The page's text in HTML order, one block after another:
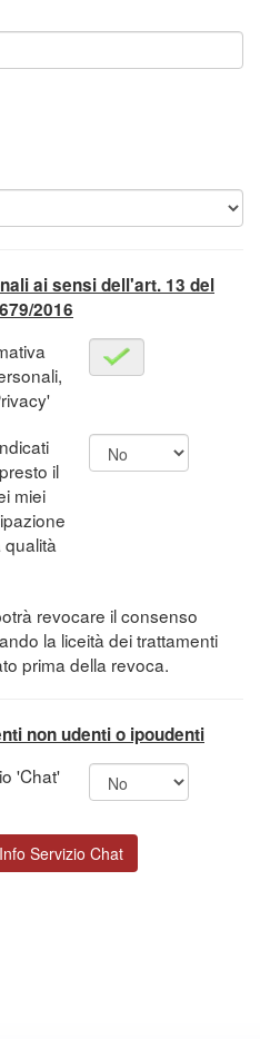
ai sensi dell'art. 13 del
2016
il
miei
revocare il consenso
la liceità dei trattamenti
prima della revoca.
non udenti o ipoudenti
'Chat'